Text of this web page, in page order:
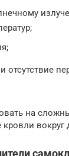
отсутствие
на
вокруг